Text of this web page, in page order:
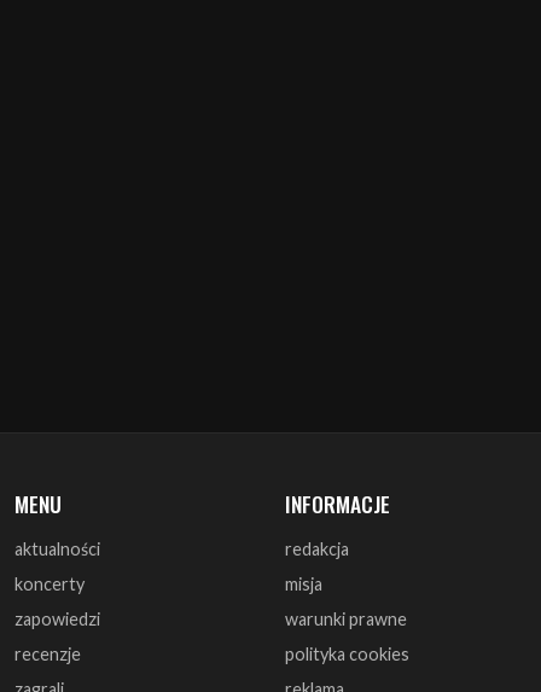
MENU
aktualności
koncerty
zapowiedzi
recenzje
INFORMACJE
redakcja
misja
warunki prawne
polityka cookies